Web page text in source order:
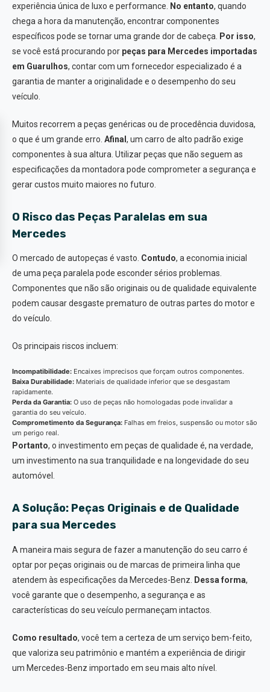
experiência única de luxo e performance.
No entanto, quando
chega a hora da manutenção, encontrar componentes
específicos pode se tornar uma grande dor de cabeça.
Por isso,
se você está procurando por peças para Mercedes importadas
em Guarulhos, contar com um fornecedor especializado é a
garantia de manter a originalidade e o desempenho do seu
veículo.
Muitos recorrem a peças genéricas ou de procedência duvidosa,
o que é um grande erro. Afinal , um carro de alto padrão exige
componentes à sua altura. Utilizar peças que não seguem as
especificações da montadora pode comprometer a segurança e
gerar custos muito maiores no futuro.
O Risco das Peças Paralelas em sua
Mercedes
O mercado de autopeças é vasto. Contudo, a economia inicial
de uma peça paralela pode esconder sérios problemas.
Componentes que não são originais ou de qualidade equivalente
podem causar desgaste prematuro de outras partes do motor e
do veículo.
Os principais riscos incluem:
Incompatibilidade: Encaixes imprecisos que forçam outros componentes.
Baixa Durabilidade: Materiais de qualidade inferior que se desgastam
rapidamente.
Perda da Garantia: O uso de peças não homologadas pode invalidar a
garantia do seu veículo.
Comprometimento da Segurança: Falhas em freios, suspensão ou motor são
um perigo real.
Portanto, o investimento em peças de qualidade é, na verdade,
um investimento na sua tranquilidade e na longevidade do seu
automóvel.
A Solução: Peças Originais e de Qualidade
para sua Mercedes
A maneira mais segura de fazer a manutenção do seu carro é
optar por peças originais ou de marcas de primeira linha que
atendem às especificações da Mercedes-Benz.
Dessa forma,
você garante que o desempenho, a segurança e as
características do seu veículo permaneçam intactos.
Como resultado, você tem a certeza de um serviço bem-feito,
que valoriza seu patrimônio e mantém a experiência de dirigir
um Mercedes-Benz importado em seu mais alto nível.